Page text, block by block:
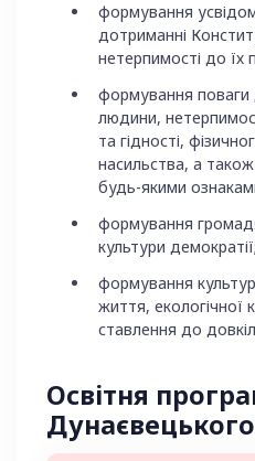
формування
дотриманні
нетерпимості до їх
формування поваги
людини,
та гідності,
насильства, а
будь-якими
формування
культури демократії;
формування
життя, екологічної
ставлення до
Освітня